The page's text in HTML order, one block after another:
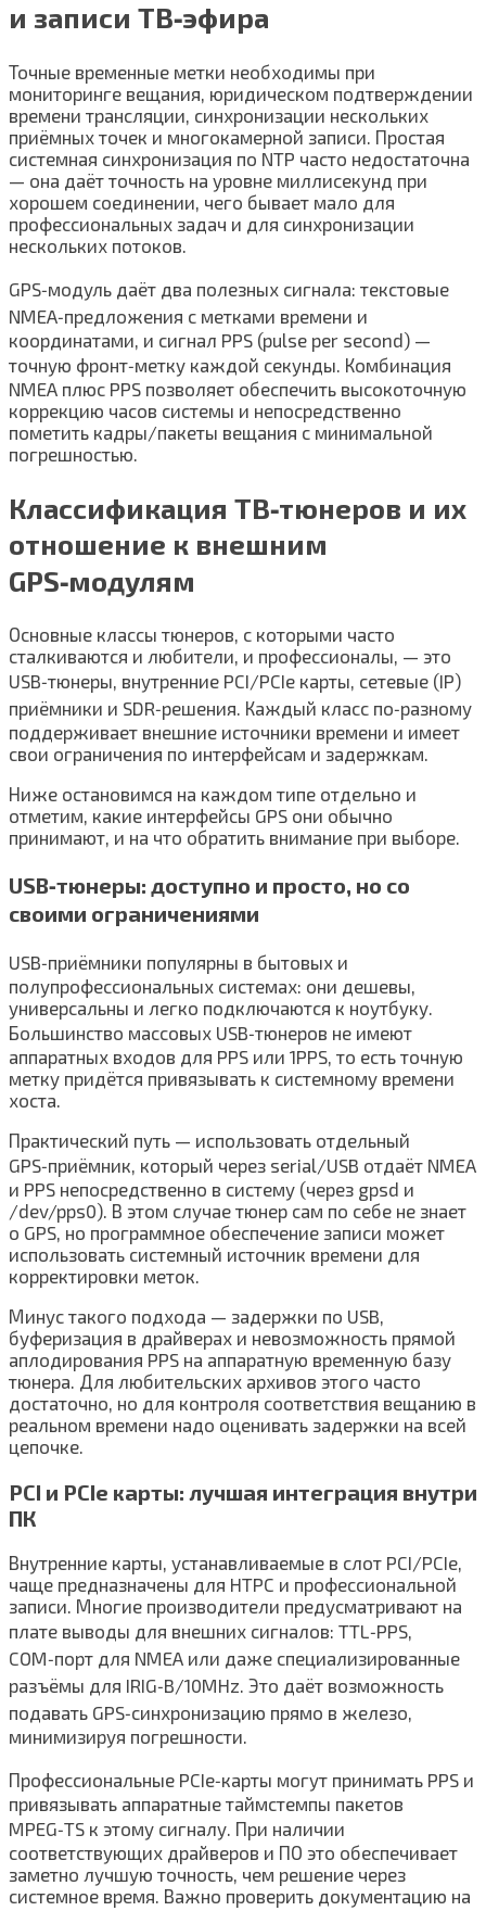
и записи ТВ‑эфира
Точные временные метки необходимы при
мониторинге вещания, юридическом подтверждении
времени трансляции, синхронизации нескольких
приёмных точек и многокамерной записи. Простая
системная синхронизация по NTP часто недостаточна
— она даёт точность на уровне миллисекунд при
хорошем соединении, чего бывает мало для
профессиональных задач и для синхронизации
нескольких потоков.
GPS‑модуль даёт два полезных сигнала: текстовые
NMEA‑предложения с метками времени и
координатами, и сигнал PPS (pulse per second) —
точную фронт‑метку каждой секунды. Комбинация
NMEA плюс PPS позволяет обеспечить высокоточную
коррекцию часов системы и непосредственно
пометить кадры/пакеты вещания с минимальной
погрешностью.
Классификация ТВ‑тюнеров и их
отношение к внешним
GPS‑модулям
Основные классы тюнеров, с которыми часто
сталкиваются и любители, и профессионалы, — это
USB‑тюнеры, внутренние PCI/PCIe карты, сетевые (IP)
приёмники и SDR‑решения. Каждый класс по‑разному
поддерживает внешние источники времени и имеет
свои ограничения по интерфейсам и задержкам.
Ниже остановимся на каждом типе отдельно и
отметим, какие интерфейсы GPS они обычно
принимают, и на что обратить внимание при выборе.
USB‑тюнеры: доступно и просто, но со
своими ограничениями
USB‑приёмники популярны в бытовых и
полупрофессиональных системах: они дешевы,
универсальны и легко подключаются к ноутбуку.
Большинство массовых USB‑тюнеров не имеют
аппаратных входов для PPS или 1PPS, то есть точную
метку придётся привязывать к системному времени
хоста.
Практический путь — использовать отдельный
GPS‑приёмник, который через serial/USB отдаёт NMEA
и PPS непосредственно в систему (через gpsd и
/dev/pps0). В этом случае тюнер сам по себе не знает
о GPS, но программное обеспечение записи может
использовать системный источник времени для
корректировки меток.
Минус такого подхода — задержки по USB,
буферизация в драйверах и невозможность прямой
аплодирования PPS на аппаратную временную базу
тюнера. Для любительских архивов этого часто
достаточно, но для контроля соответствия вещанию в
реальном времени надо оценивать задержки на всей
цепочке.
PCI и PCIe карты: лучшая интеграция внутри
ПК
Внутренние карты, устанавливаемые в слот PCI/PCIe,
чаще предназначены для HTPC и профессиональной
записи. Многие производители предусматривают на
плате выводы для внешних сигналов: TTL‑PPS,
COM‑порт для NMEA или даже специализированные
разъёмы для IRIG‑B/10MHz. Это даёт возможность
подавать GPS‑синхронизацию прямо в железо,
минимизируя погрешности.
Профессиональные PCIe‑карты могут принимать PPS и
привязывать аппаратные таймстемпы пакетов
MPEG‑TS к этому сигналу. При наличии
соответствующих драйверов и ПО это обеспечивает
заметно лучшую точность, чем решение через
системное время. Важно проверить документацию на